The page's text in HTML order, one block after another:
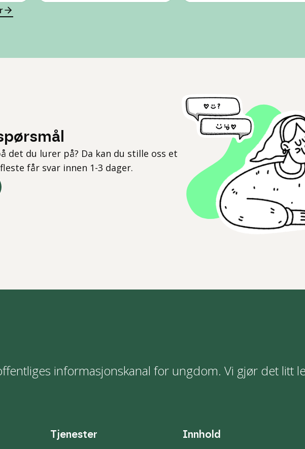
det du lurer på? Da kan du stille oss et
får svar innen 1-3 dager.
informasjonskanal for ungdom. Vi gjør det litt
Tjenester Innhold